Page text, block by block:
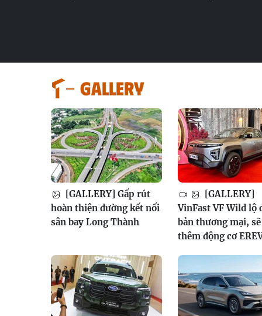
GALLERY
[GALLERY] Gấp rút
hoàn thiện đường kết nối
sân bay Long Thành
[GALLERY]
VinFast VF Wild lộ
bản thương mại, sẽ
thêm động cơ